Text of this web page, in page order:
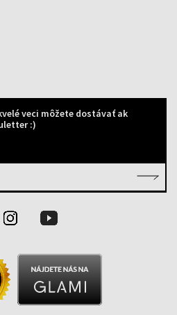
veci môžete dostávať ak
:)